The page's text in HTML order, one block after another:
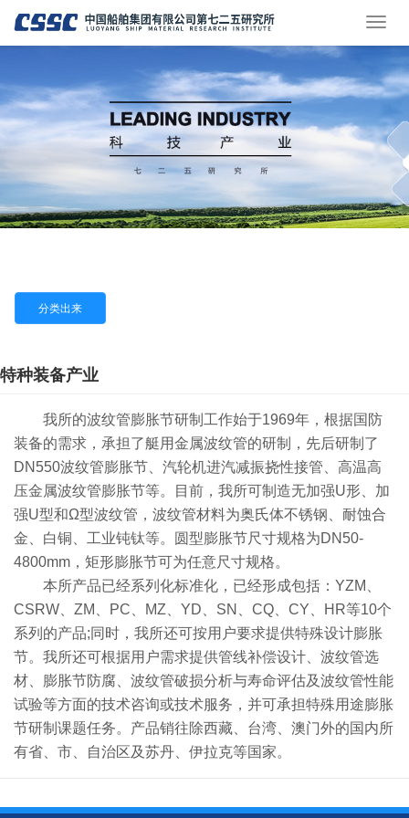
分类出来
特种装备产业
我所的波纹管膨胀节研制工作始于1969年，根据国防
装备的需求，承担了艇用金属波纹管的研制，先后研制了
DN550波纹管膨胀节、汽轮机进汽减振挠性接管、高温高
压金属波纹管膨胀节等。目前，我所可制造无加强U形、加
强U型和Ω型波纹管，波纹管材料为奥氏体不锈钢、耐蚀合
金、白铜、工业钝钛等。圆型膨胀节尺寸规格为DN50-
4800mm，矩形膨胀节可为任意尺寸规格。
本所产品已经系列化标准化，已经形成包括：YZM、
CSRW、ZM、PC、MZ、YD、SN、CQ、CY、HR等10个
系列的产品;同时，我所还可按用户要求提供特殊设计膨胀
节。我所还可根据用户需求提供管线补偿设计、波纹管选
材、膨胀节防腐、波纹管破损分析与寿命评估及波纹管性能
试验等方面的技术咨询或技术服务，并可承担特殊用途膨胀
节研制课题任务。产品销往除西藏、台湾、澳门外的国内所
有省、市、自治区及苏丹、伊拉克等国家。